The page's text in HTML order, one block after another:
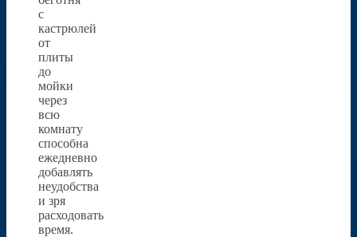
с
кастрюлей
от
плиты
до
мойки
через
всю
комнату
способна
ежедневно
добавлять
неудобства
и зря
расходовать
время.